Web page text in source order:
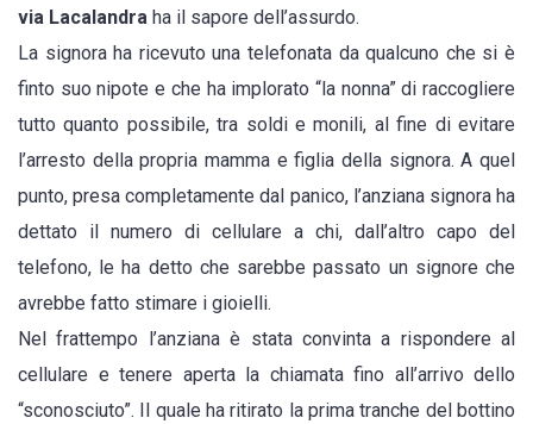
“Tua
figlia
sta
per
essere
arrestata
e
ha
di
soldi”.
Ladri
via Lacalandra ha il sapore dell’assurdo.
La signora ha ricevuto una telefonata da qualcuno che si è
finto suo nipote e che ha implorato “la nonna” di raccogliere
tutto quanto possibile, tra soldi e monili, al fine di evitare
l’arresto della propria mamma e figlia della signora. A quel
punto, presa completamente dal panico, l’anziana signora ha
dettato il numero di cellulare a chi, dall’altro capo del
telefono, le ha detto che sarebbe passato un signore che
avrebbe fatto stimare i gioielli.
Nel frattempo l’anziana è stata convinta a rispondere al
cellulare e tenere aperta la chiamata fino all’arrivo dello
“sconosciuto”. Il quale ha ritirato la prima tranche del bottino